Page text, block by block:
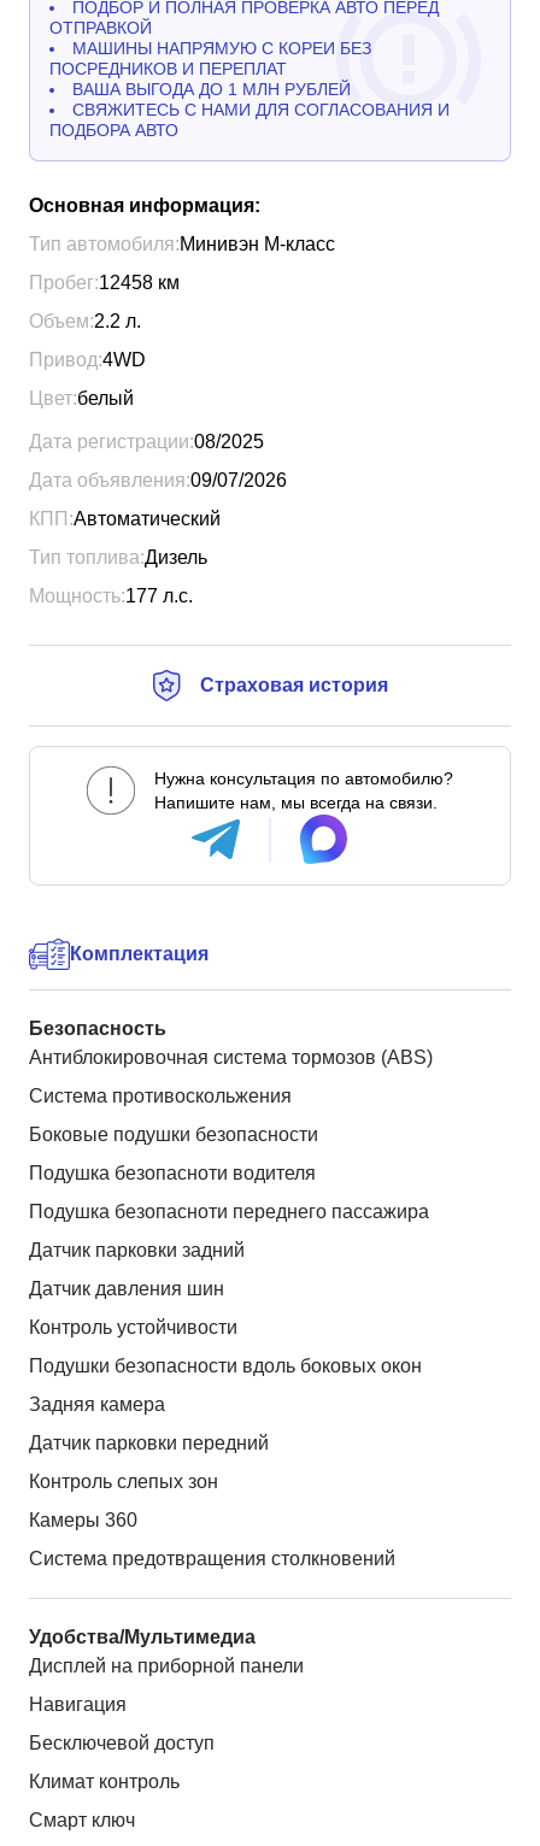
ПОДБОР И ПОЛНАЯ ПРОВЕРКА АВТО ПЕРЕД
ОТПРАВКОЙ
МАШИНЫ НАПРЯМУЮ С КОРЕИ БЕЗ
ПОСРЕДНИКОВ И ПЕРЕПЛАТ
ВАША ВЫГОДА ДО 1 МЛН РУБЛЕЙ
СВЯЖИТЕСЬ С НАМИ ДЛЯ СОГЛАСОВАНИЯ И
ПОДБОРА АВТО
Основная информация:
Тип автомобиля:Минивэн М-класс
Пробег:12458 км
Объем:2.2 л.
Привод:4WD
Цвет:белый
Дата регистрации:08/2025
Дата объявления:09/07/2026
КПП:Автоматический
Тип топлива:Дизель
Мощность:177 л.с.
Страховая история
Нужна консультация по автомобилю?
Напишите нам, мы всегда на связи.
Комплектация
Безопасность
Антиблокировочная система тормозов (ABS)
Система противоскольжения
Боковые подушки безопасности
Подушка безопасноти водителя
Подушка безопасноти переднего пассажира
Датчик парковки задний
Датчик давления шин
Контроль устойчивости
Подушки безопасности вдоль боковых окон
Задняя камера
Датчик парковки передний
Контроль слепых зон
Камеры 360
Система предотвращения столкновений
Удобства/Мультимедиа
Дисплей на приборной панели
Навигация
Бесключевой доступ
Климат контроль
Смарт ключ